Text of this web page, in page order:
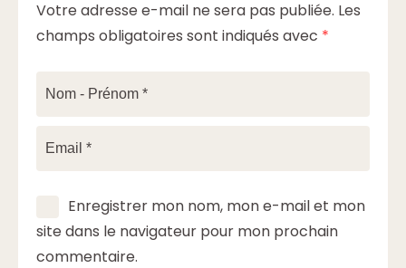
Votre adresse e-mail ne sera pas publiée. Les
champs obligatoires sont indiqués avec *
Enregistrer mon nom, mon e-mail et mon
site dans le navigateur pour mon prochain
commentaire.